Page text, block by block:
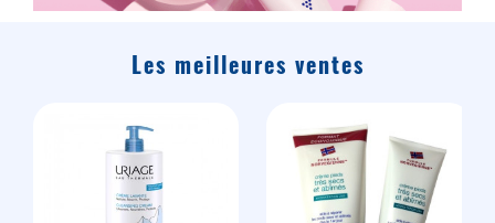
Les meilleures ventes